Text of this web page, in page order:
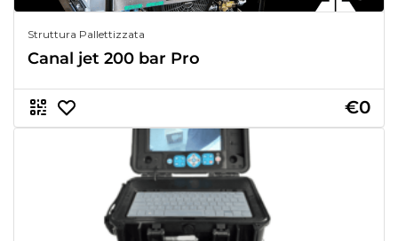
Struttura Pallettizzata
Canal jet 200 bar Pro
€0